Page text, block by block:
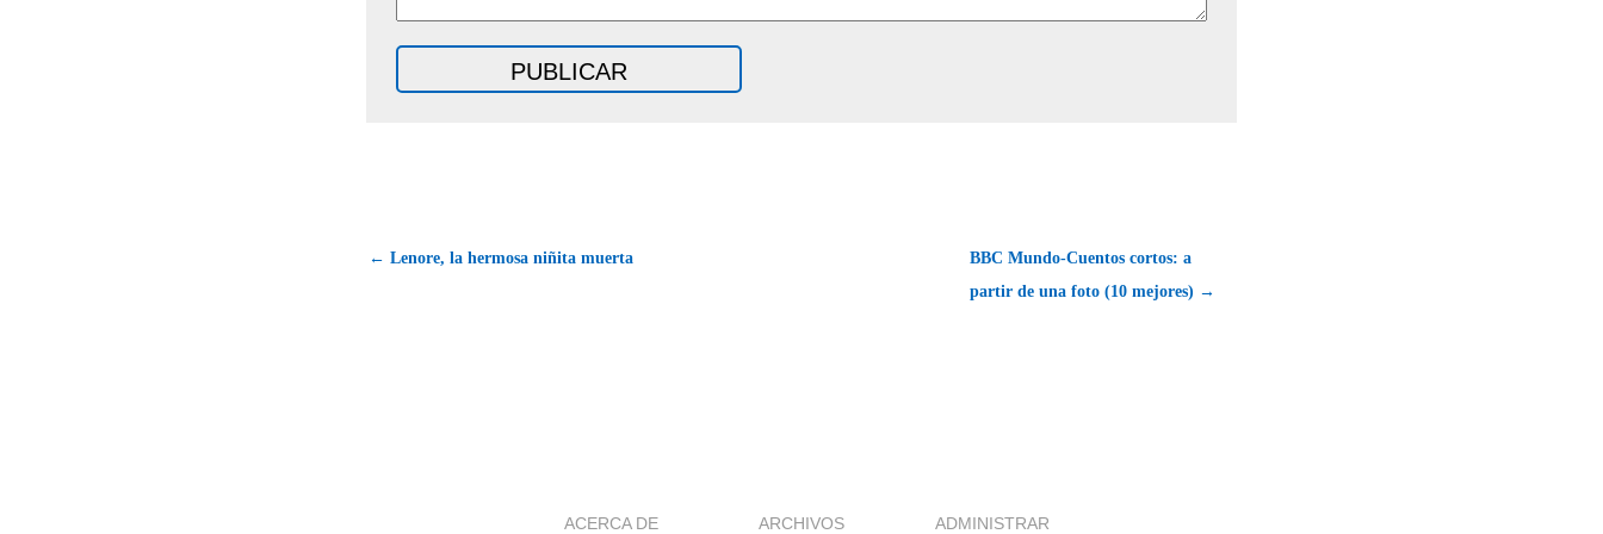
← Lenore, la hermosa niñita muerta
BBC Mundo-Cuentos cortos: a
partir de una foto (10 mejores) →
ACERCA DE ARCHIVOS ADMINISTRAR